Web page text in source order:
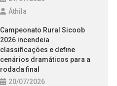
Áthila
Campeonato Rural Sicoob
2026 incendeia
classificações e define
cenários dramáticos para a
rodada final
20/07/2026